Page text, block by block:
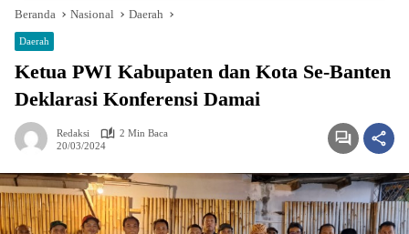
Beranda Nasional Daerah
Daerah
Ketua PWI Kabupaten dan Kota Se-Banten
Deklarasi Konferensi Damai
Redaksi
2 Min Baca
20/03/2024